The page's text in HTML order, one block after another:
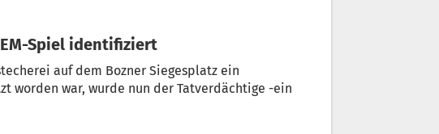
EM-Spiel identifiziert
auf dem Bozner Siegesplatz ein
worden war, wurde nun der Tatverdächtige -ein